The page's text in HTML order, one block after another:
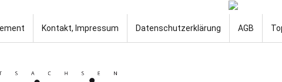
Kontakt, Impressum Datenschutzerklärung AGB